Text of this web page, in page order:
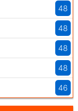
48
48
48
48
46